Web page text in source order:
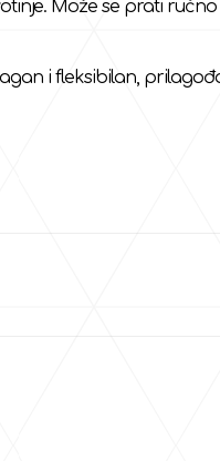
Može se prati
i fleksibilan,